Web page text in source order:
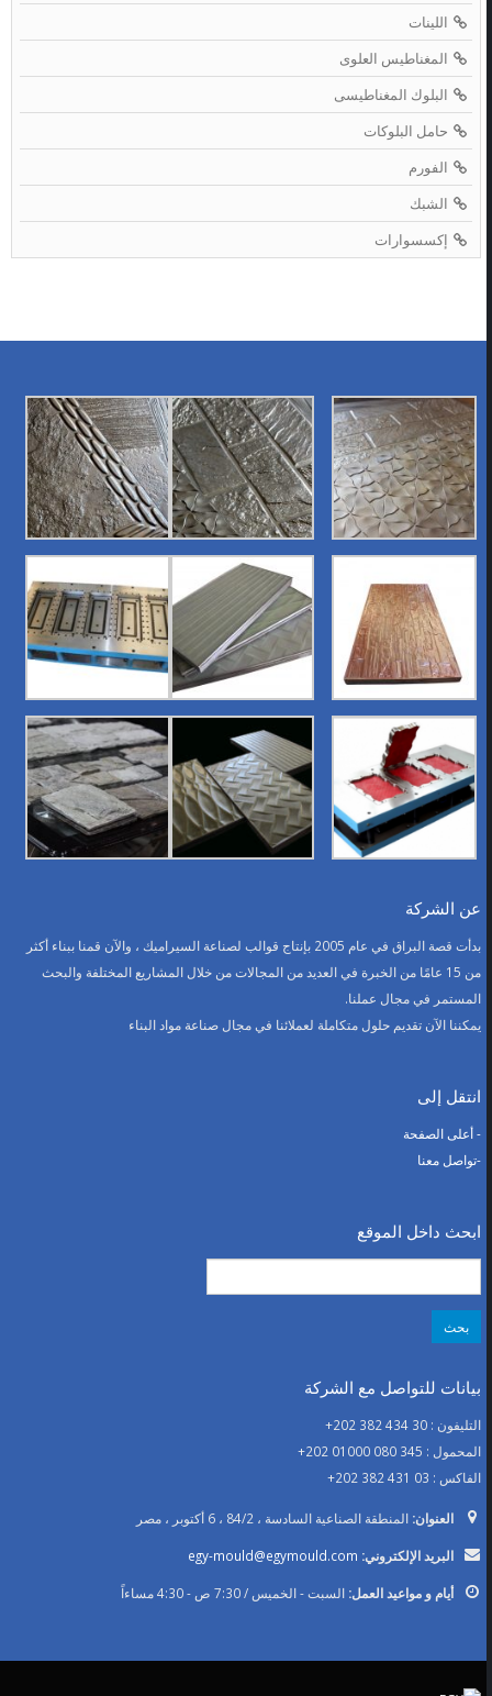
اللينات
المغناطيس العلوى
البلوك المغناطيسى
حامل البلوكات
الفورم
الشبك
إكسسوارات
عن الشركة
بدأت قصة البراق في عام 2005 بإنتاج قوالب لصناعة السيراميك ، والآن قمنا ببناء أكثر
من 15 عامًا من الخبرة في العديد من المجالات من خلال المشاريع المختلفة والبحث
المستمر في مجال عملنا.
يمكننا الآن تقديم حلول متكاملة لعملائنا في مجال صناعة مواد البناء
انتقل إلى
- أعلى الصفحة
-تواصل معنا
ابحث داخل الموقع
عن:
بيانات للتواصل مع الشركة
التليفون : 30 434 382 202+
المحمول : 345 080 01000 202+
الفاكس : 03 431 382 202+
العنوان:المنطقة الصناعية السادسة ، 84/2 ، 6 أكتوبر ، مصر
البريد الإلكتروني:egy-mould@egymould.com
أيام و مواعيد العمل:السبت - الخميس / 7:30 ص - 4:30 مساءاً